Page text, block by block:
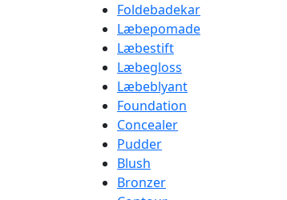
Foldebadekar
Læbepomade
Læbestift
Læbegloss
Læbeblyant
Foundation
Concealer
Pudder
Blush
Bronzer